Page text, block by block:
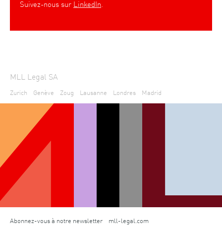
Suivez-nous sur LinkedIn.
MLL Legal SA
Zurich Genève Zoug Lausanne Londres Madrid
Abonnez-vous à notre newsletter mll-legal.com